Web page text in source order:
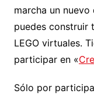
marcha un nuevo
puedes construir
LEGO virtuales.
participar en «
Sólo por